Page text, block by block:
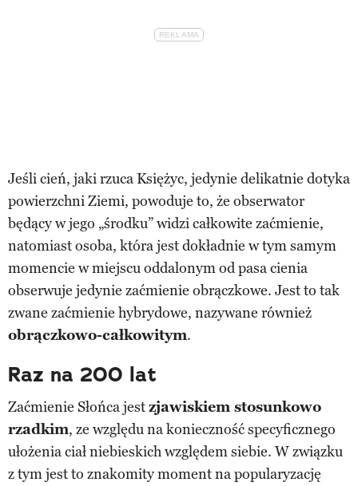
Jeśli cień, jaki rzuca Księżyc, jedynie delikatnie dotyka
powierzchni Ziemi, powoduje to, że obserwator
będący w jego „środku” widzi całkowite zaćmienie,
natomiast osoba, która jest dokładnie w tym samym
momencie w miejscu oddalonym od pasa cienia
obserwuje jedynie zaćmienie obrączkowe. Jest to tak
zwane zaćmienie hybrydowe, nazywane również
obrączkowo-całkowitym.
Raz na 200 lat
Zaćmienie Słońca jestzjawiskiem stosunkowo
rzadkim, ze względu na konieczność specyficznego
ułożenia ciał niebieskich względem siebie. W związku
z tym jest to znakomity moment na popularyzację